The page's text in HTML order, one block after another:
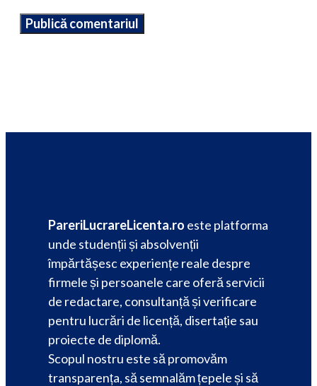
PareriLucrareLicenta.ro este platforma
unde studenții și absolvenții
împărtășesc experiențe reale despre
firmele și persoanele care oferă servicii
de redactare, consultanță și verificare
pentru lucrări de licență, disertație sau
proiecte de diplomă.
Scopul nostru este să promovăm
transparența, să semnalăm țepele și să